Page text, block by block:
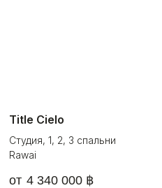
Title Cielo
Студия, 1, 2, 3 спальни
Rawai
4 340 000 ฿
Instagram